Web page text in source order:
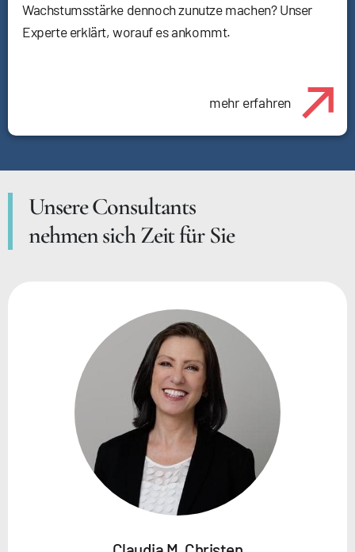
Wachstumsstärke dennoch zunutze machen? Unser
Experte erklärt, worauf es ankommt.
mehr erfahren
Unsere Consultants
nehmen sich Zeit für Sie